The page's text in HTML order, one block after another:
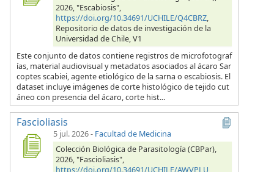
2026, "Escabiosis",
https://doi.org/10.34691/UCHILE/Q4CBRZ,
Repositorio de datos de investigación de la
Universidad de Chile, V1
Este conjunto de datos contiene registros de microfotograf
ías, material audiovisual y metadatos asociados al ácaro Sar
coptes scabiei, agente etiológico de la sarna o escabiosis. El
dataset incluye imágenes de corte histológico de tejido cut
áneo con presencia del ácaro, corte hist...
Fascioliasis
5 jul. 2026- Facultad de Medicina
Colección Biológica de Parasitología (CBPar),
2026, "Fascioliasis",